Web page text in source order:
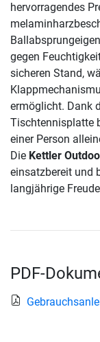
hervorragendes
gegen
sicheren Stand,
ermöglicht. Dank
Tischtennisplatte
einer Person
Die Kettler
einsatzbereit und
langjährige
PDF-